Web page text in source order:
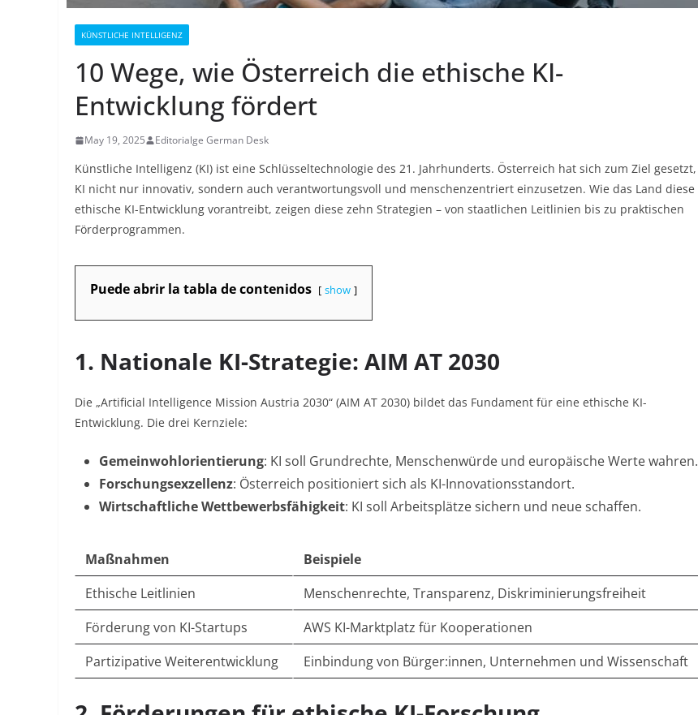
KÜNSTLICHE INTELLIGENZ
10 Wege, wie Österreich die ethische KI-
Entwicklung fördert
May 19, 2025 Editorialge German Desk
Künstliche Intelligenz (KI) ist eine Schlüsseltechnologie des 21. Jahrhunderts. Österreich hat sich zum Ziel gesetzt,
KI nicht nur innovativ, sondern auch verantwortungsvoll und menschenzentriert einzusetzen. Wie das Land diese
ethische KI-Entwicklung vorantreibt, zeigen diese zehn Strategien – von staatlichen Leitlinien bis zu praktischen
Förderprogrammen.
Puede abrir la tabla de contenidos show
1. Nationale KI-Strategie: AIM AT 2030
Die „Artificial Intelligence Mission Austria 2030“ (AIM AT 2030) bildet das Fundament für eine ethische KI-
Entwicklung. Die drei Kernziele:
Gemeinwohlorientierung: KI soll Grundrechte, Menschenwürde und europäische Werte wahren.
Forschungsexzellenz: Österreich positioniert sich als KI-Innovationsstandort.
Wirtschaftliche Wettbewerbsfähigkeit: KI soll Arbeitsplätze sichern und neue schaffen.
Maßnahmen
Beispiele
Ethische Leitlinien
Menschenrechte, Transparenz, Diskriminierungsfreiheit
Förderung von KI-Startups
AWS KI-Marktplatz für Kooperationen
Partizipative Weiterentwicklung
Einbindung von Bürger:innen, Unternehmen und Wissenschaft